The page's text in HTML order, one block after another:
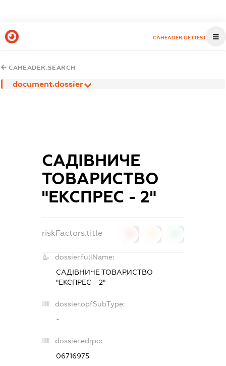
CAHEADER.GETTEST
CAHEADER.SEARCH
document.dossier
САДІВНИЧЕ
ТОВАРИСТВО
"ЕКСПРЕС - 2"
riskFactors.title
dossier.fullName:
САДІВНИЧЕ ТОВАРИСТВО
"ЕКСПРЕС - 2"
dossier.opfSubType:
-
dossier.edrpo:
06716975